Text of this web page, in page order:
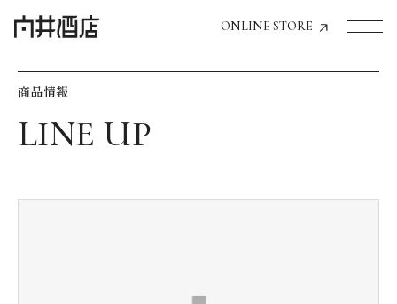
ONLINE STORE
飲食店経営のお客様
商品情報